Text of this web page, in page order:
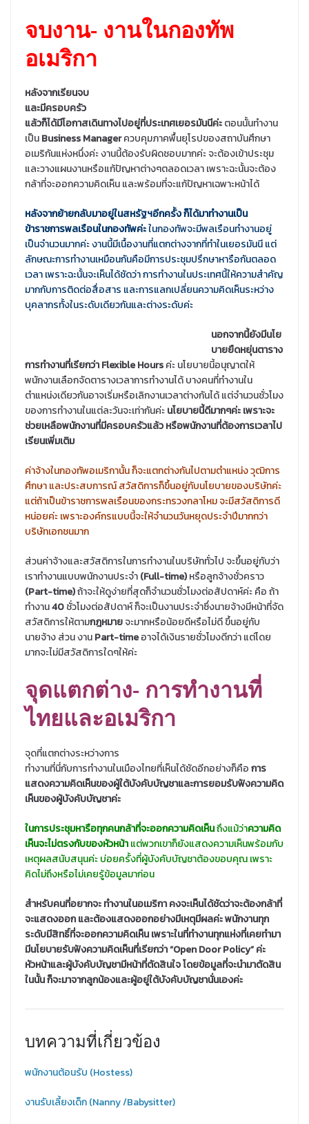
จบงาน- งานในกองทัพ
อเมริกา
หลังจากเรียนจบ
และมีครอบครัว
แล้วก็ได้มีโอกาสเดินทางไปอยู่ที่ประเทศเยอรมันนีค่ะตอนนั้นทำงาน
เป็นBusiness Managerควบคุมภาคพื้นยุโรปของสถาบันศึกษา
อเมริกันแห่งหนึ่งค่ะ งานนี้ต้องรับผิดชอบมากค่ะ จะต้องเข้าประชุม
และวางแผนงานหรือแก้ปัญหาต่างๆตลอดเวลา เพราะฉะนั้นจะต้อง
กล้าที่จะออกความคิดเห็น และพร้อมที่จะแก้ปัญหาเฉพาะหน้าได้
หลังจากย้ายกลับมาอยู่ในสหรัฐฯอีกครั้ง ก็ได้มาทำงานเป็น
ข้าราชการพลเรือนในกองทัพค่ะในกองทัพจะมีพลเรือนทำงานอยู่
เป็นจำนวนมากค่ะ งานนี้มีเนื้องานที่แตกต่างจากที่ทำในเยอรมันนี แต่
ลักษณะการทำงานเหมือนกันคือมีการประชุมปรึกษาหารือกันตลอด
เวลา เพราะฉะนั้นจะเห็นได้ชัดว่า การทำงานในประเทศนี้ให้ความสำคัญ
มากกับการติดต่อสื่อสาร และการแลกเปลี่ยนความคิดเห็นระหว่าง
บุคลากรทั้งในระดับเดียวกันและต่างระดับค่ะ
นอกจากนี้ยังมีนโย
บายยืดหยุ่นตาราง
การทำงานที่เรียกว่า Flexible Hoursค่ะ นโยบายนี้อนุญาตให้
พนักงานเลือกจัดตารางเวลาการทำงานได้ บางคนที่ทำงานใน
ตำแหน่งเดียวกันอาจเริ่มหรือเลิกงานเวลาต่างกันได้ แต่จำนวนชั่วโมง
ของการทำงานในแต่ละวันจะเท่ากันค่ะนโยบายนี้ดีมากๆค่ะ เพราะจะ
ช่วยเหลือพนักงานที่มีครอบครัวแล้ว หรือพนักงานที่ต้องการเวลาไป
เรียนเพิ่มเติม
ค่าจ้างในกองทัพอเมริกานั้น ก็จะแตกต่างกันไปตามตำแหน่ง วุฒิการ
ศึกษา และประสบการณ์ สวัสดิการก็ขึ้นอยู่กับนโยบายของบริษัทค่ะ
แต่ถ้าเป็นข้าราชการพลเรือนของกระทรวงกลาโหม จะมีสวัสดิการดี
หน่อยค่ะ เพราะองค์กรแบบนี้จะให้จำนวนวันหยุดประจำปีมากกว่า
บริษัทเอกชนมาก
ส่วนค่าจ้างและสวัสดิการในการทำงานในบริษัททั่วไป จะขึ้นอยู่กับว่า
เราทำงานแบบพนักงานประจำ(Full-time)หรือลูกจ้างชั่วคราว
(Part-time)ถ้าจะให้ดูง่ายที่สุดก็จำนวนชั่วโมงต่อสัปดาห์ค่ะ คือ ถ้า
ทำงาน40ชั่วโมงต่อสัปดาห์ ก็จะเป็นงานประจำซึ่งนายจ้างมีหน้าที่จัด
สวัสดิการให้ตามกฎหมายจะมากหรือน้อยดีหรือไม่ดี ขึ้นอยู่กับ
นายจ้าง ส่วน งานPart-timeอาจได้เงินรายชั่วโมงดีกว่า แต่โดย
มากจะไม่มีสวัสดิการใดๆให้ค่ะ
จุดแตกต่าง- การทำงานที่
ไทยและอเมริกา
จุดที่แตกต่างระหว่างการ
ทำงานที่นี่กับการทำงานในเมืองไทยที่เห็นได้ชัดอีกอย่างก็คือการ
แสดงความคิดเห็นของผู้ใต้บังคับบัญชาและการยอมรับฟังความคิด
เห็นของผู้บังคับบัญชาค่ะ
ในการประชุมหารือทุกคนกล้าที่จะออกความคิดเห็นถึงแม้ว่าความคิด
เห็นจะไม่ตรงกับของหัวหน้าแต่พวกเขาก็ยังแสดงความเห็นพร้อมกับ
เหตุผลสนับสนุนค่ะ บ่อยครั้งที่ผู้บังคับบัญชาต้องขอบคุณ เพราะ
คิดไม่ถึงหรือไม่เคยรู้ข้อมูลมาก่อน
สำหรับคนที่อยากจะ ทำงานในอเมริกา คงจะเห็นได้ชัดว่าจะต้องกล้าที่
จะแสดงออก และต้องแสดงออกอย่างมีเหตุมีผลค่ะ พนักงานทุก
ระดับมีสิทธิ์ที่จะออกความคิดเห็น เพราะในที่ทำงานทุกแห่งที่เคยทำมา
มีนโยบายรับฟังความคิดเห็นที่เรียกว่า “Open Door Policy” ค่ะ
หัวหน้าและผู้บังคับบัญชามีหน้าที่ตัดสินใจ โดยข้อมูลที่จะนำมาตัดสิน
ในนั้น ก็จะมาจากลูกน้องและผู้อยู่ใต้บังคับบัญชานั่นเองค่ะ
บทความที่เกี่ยวข้อง
พนักงานต้อนรับ (Hostess)
งานรับเลี้ยงเด็ก (Nanny /Babysitter)